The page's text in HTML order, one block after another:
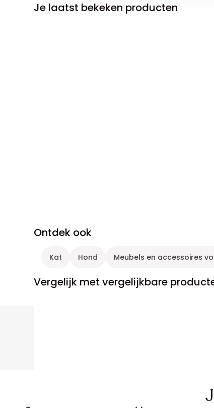
Je laatst bekeken producten
Ontdek ook
Kat Hond Meubels en accessoires
Vergelijk met vergelijkbare